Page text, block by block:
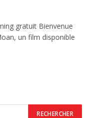
gratuit Bienvenue
un film disponible